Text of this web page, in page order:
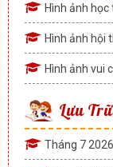
Hình ảnh học
Hình ảnh hội
Hình ảnh vui
Lưu Trữ
Tháng 7 2026